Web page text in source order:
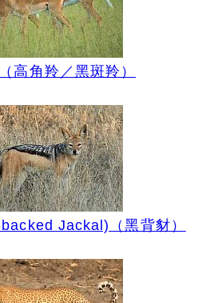
高角羚／黑斑羚）
Jackal)（黑背豺）